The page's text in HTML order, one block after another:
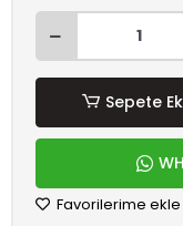
Sepete
Favorilerime ekle